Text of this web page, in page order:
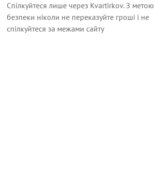
Спілкуйтеся лише через Kvartirkov. З метою
безпеки ніколи не переказуйте гроші і не
спілкуйтеся за межами сайту